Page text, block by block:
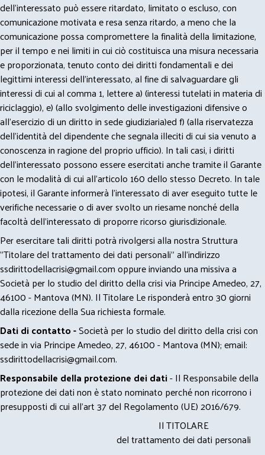
dell’interessato può essere ritardato, limitato o escluso, con
comunicazione motivata e resa senza ritardo, a meno che la
comunicazione possa compromettere la finalità della limitazione,
per il tempo e nei limiti in cui ciò costituisca una misura necessaria
e proporzionata, tenuto conto dei diritti fondamentali e dei
legittimi interessi dell’interessato, al fine di salvaguardare gli
interessi di cui al comma 1, lettere a) (interessi tutelati in materia di
riciclaggio), e) (allo svolgimento delle investigazioni difensive o
all’esercizio di un diritto in sede giudiziaria)ed f) (alla riservatezza
dell’identità del dipendente che segnala illeciti di cui sia venuto a
conoscenza in ragione del proprio ufficio). In tali casi, i diritti
dell’interessato possono essere esercitati anche tramite il Garante
con le modalità di cui all’articolo 160 dello stesso Decreto. In tale
ipotesi, il Garante informerà l’interessato di aver eseguito tutte le
verifiche necessarie o di aver svolto un riesame nonché della
facoltà dell’interessato di proporre ricorso giurisdizionale.
Per esercitare tali diritti potrà rivolgersi alla nostra Struttura
"Titolare del trattamento dei dati personali" all'indirizzo
ssdirittodellacrisi@gmail.comoppure inviando una missiva a
Società per lo studio del diritto della crisi via Principe Amedeo, 27,
46100 - Mantova (MN). Il Titolare Le risponderà entro 30 giorni
dalla ricezione della Sua richiesta formale.
Dati di contatto -Società per lo studio del diritto della crisi con
sede in via Principe Amedeo, 27, 46100 - Mantova (MN); email:
ssdirittodellacrisi@gmail.com.
Responsabile della protezione dei dati- Il Responsabile della
protezione dei dati non è stato nominato perché non ricorrono i
presupposti di cui all’art 37 del Regolamento (UE) 2016/679.
Il TITOLARE
del trattamento dei dati personali